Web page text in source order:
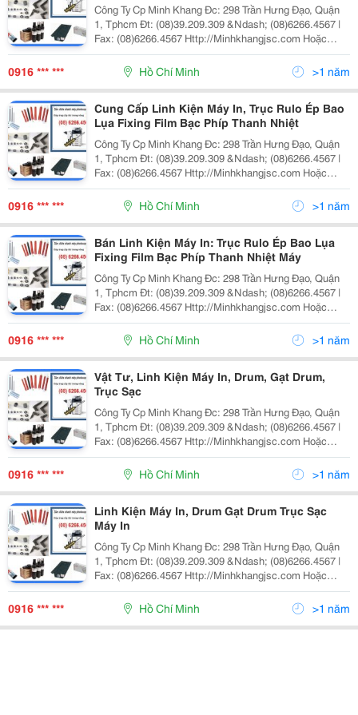
Công Ty Cp Minh Khang Đc: 298 Trần Hưng Đạo, Quận
1, Tphcm Đt: (08)39.209.309 &Ndash; (08)6266.4567 |
Fax: (08)6266.4567 Http://Minhkhangjsc.com Hoặc
Http://Minhkhangjsc.com.vn Nhanh + Hiệu Quả Cty Cp
Minh Khang Kinh Doanh, Dịch
0916 *** *** Hồ Chí Minh >1 năm
Cung Cấp Linh Kiện Máy In, Trục Rulo Ép Bao
Lụa Fixing Film Bạc Phíp Thanh Nhiệt
Công Ty Cp Minh Khang Đc: 298 Trần Hưng Đạo, Quận
1, Tphcm Đt: (08)39.209.309 &Ndash; (08)6266.4567 |
Fax: (08)6266.4567 Http://Minhkhangjsc.com Hoặc
Http://Minhkhangjsc.com.vn Nhanh + Hiệu Quả Cty Cp
Minh Khang Kinh Doanh, Dịch
0916 *** *** Hồ Chí Minh >1 năm
Bán Linh Kiện Máy In: Trục Rulo Ép Bao Lụa
Fixing Film Bạc Phíp Thanh Nhiệt Máy
Công Ty Cp Minh Khang Đc: 298 Trần Hưng Đạo, Quận
1, Tphcm Đt: (08)39.209.309 &Ndash; (08)6266.4567 |
Fax: (08)6266.4567 Http://Minhkhangjsc.com Hoặc
Http://Minhkhangjsc.com.vn Nhanh + Hiệu Quả Cty Cp
Minh Khang Kinh Doanh, Dịch
0916 *** *** Hồ Chí Minh >1 năm
Vật Tư, Linh Kiện Máy In, Drum, Gạt Drum,
Trục Sạc
Công Ty Cp Minh Khang Đc: 298 Trần Hưng Đạo, Quận
1, Tphcm Đt: (08)39.209.309 &Ndash; (08)6266.4567 |
Fax: (08)6266.4567 Http://Minhkhangjsc.com Hoặc
Http://Minhkhangjsc.com.vn Nhanh + Hiệu Quả Cty Cp
Minh Khang Kinh Doanh, Dịch
0916 *** *** Hồ Chí Minh >1 năm
Linh Kiện Máy In, Drum Gạt Drum Trục Sạc
Máy In
Công Ty Cp Minh Khang Đc: 298 Trần Hưng Đạo, Quận
1, Tphcm Đt: (08)39.209.309 &Ndash; (08)6266.4567 |
Fax: (08)6266.4567 Http://Minhkhangjsc.com Hoặc
Http://Minhkhangjsc.com.vn Nhanh + Hiệu Quả Cty Cp
Minh Khang Kinh Doanh, Dị
0916 *** *** Hồ Chí Minh >1 năm